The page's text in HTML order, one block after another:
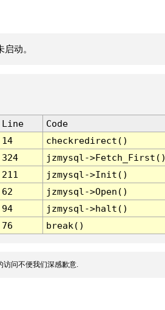
动。
Line
Code
14
checkredirect()
324
jzmysql-
211
jzmysql->Init()
62
jzmysql->Open()
94
jzmysql->halt()
76 break()
问不便我们深感歉意.